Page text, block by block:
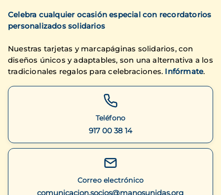
Celebra cualquier ocasión especial con recordatorios
personalizados solidarios
Nuestras tarjetas y marcapáginas solidarios, con
diseños únicos y adaptables, son una alternativa a los
tradicionales regalos para celebraciones. Infórmate.
Teléfono
917 00 38 14
Correo electrónico
comunicacion.socios@manosunidas.org